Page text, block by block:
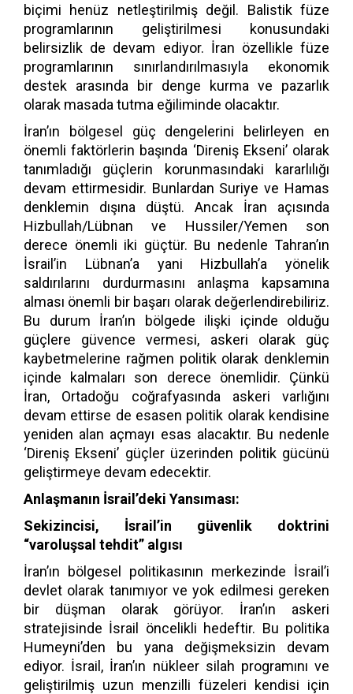
biçimi henüz netleştirilmiş değil. Balistik füze
programlarının geliştirilmesi konusundaki
belirsizlik de devam ediyor. İran özellikle füze
programlarının sınırlandırılmasıyla ekonomik
destek arasında bir denge kurma ve pazarlık
olarak masada tutma eğiliminde olacaktır.
İran’ın bölgesel güç dengelerini belirleyen en
önemli faktörlerin başında ‘Direniş Ekseni’ olarak
tanımladığı güçlerin korunmasındaki kararlılığı
devam ettirmesidir. Bunlardan Suriye ve Hamas
denklemin dışına düştü. Ancak İran açısında
Hizbullah/Lübnan ve Hussiler/Yemen son
derece önemli iki güçtür. Bu nedenle Tahran’ın
İsrail’in Lübnan’a yani Hizbullah’a yönelik
saldırılarını durdurmasını anlaşma kapsamına
alması önemli bir başarı olarak değerlendirebiliriz.
Bu durum İran’ın bölgede ilişki içinde olduğu
güçlere güvence vermesi, askeri olarak güç
kaybetmelerine rağmen politik olarak denklemin
içinde kalmaları son derece önemlidir. Çünkü
İran, Ortadoğu coğrafyasında askeri varlığını
devam ettirse de esasen politik olarak kendisine
yeniden alan açmayı esas alacaktır. Bu nedenle
‘Direniş Ekseni’ güçler üzerinden politik gücünü
geliştirmeye devam edecektir.
Anlaşmanın İsrail’deki Yansıması:
Sekizincisi, İsrail’in güvenlik doktrini
“varoluşsal tehdit” algısı
İran’ın bölgesel politikasının merkezinde İsrail’i
devlet olarak tanımıyor ve yok edilmesi gereken
bir düşman olarak görüyor. İran’ın askeri
stratejisinde İsrail öncelikli hedeftir. Bu politika
Humeyni’den bu yana değişmeksizin devam
ediyor. İsrail, İran’ın nükleer silah programını ve
geliştirilmiş uzun menzilli füzeleri kendisi için